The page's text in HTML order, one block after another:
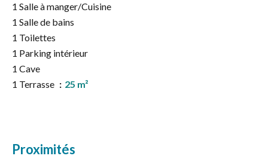
1 Salle à manger/Cuisine
1 Salle de bains
1 Toilettes
1 Parking intérieur
1 Cave
1 Terrasse
25 m²
Proximités